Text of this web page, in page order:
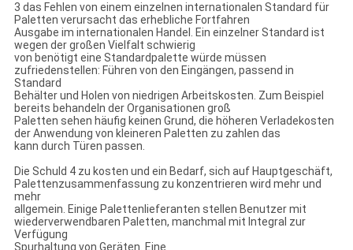
3 das Fehlen von einem einzelnen internationalen Standard für
Paletten verursacht das erhebliche Fortfahren
Ausgabe im internationalen Handel. Ein einzelner Standard ist
wegen der großen Vielfalt schwierig
von benötigt eine Standardpalette würde müssen
zufriedenstellen: Führen von den Eingängen, passend in
Standard
Behälter und Holen von niedrigen Arbeitskosten. Zum Beispiel
bereits behandeln der Organisationen groß
Paletten sehen häufig keinen Grund, die höheren Verladekosten
der Anwendung von kleineren Paletten zu zahlen das
kann durch Türen passen.
Die Schuld 4 zu kosten und ein Bedarf, sich auf Hauptgeschäft,
Palettenzusammenfassung zu konzentrieren wird mehr und
mehr
allgemein. Einige Palettenlieferanten stellen Benutzer mit
wiederverwendbaren Paletten, manchmal mit Integral zur
Verfügung
Spurhaltung von Geräten. Eine